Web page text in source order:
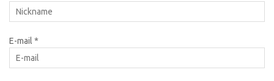
E-mail *